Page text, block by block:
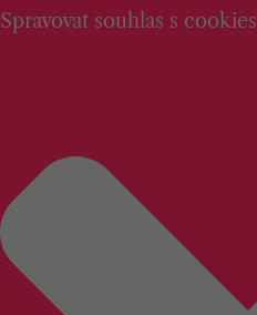
Spravovat souhlas s cookies